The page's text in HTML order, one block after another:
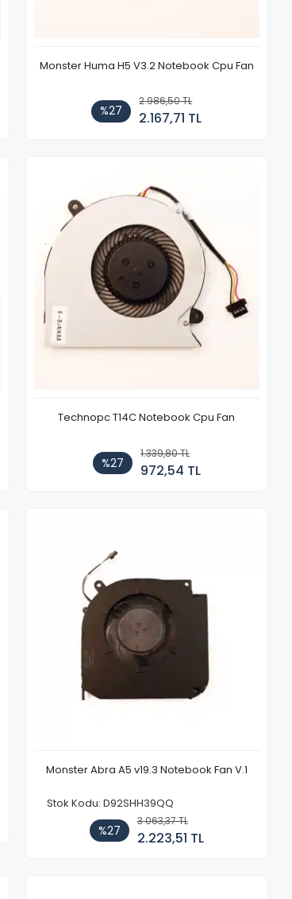
Monster Huma H5 V3.2 Notebook Cpu Fan
%27
2.986,50 TL
2.167,71 TL
Technopc T14C Notebook Cpu Fan
%27
1.339,80 TL
972,54 TL
Monster Abra A5 v19.3 Notebook Fan V.1
Stok Kodu: D92SHH39QQ
%27
3.063,37 TL
2.223,51 TL